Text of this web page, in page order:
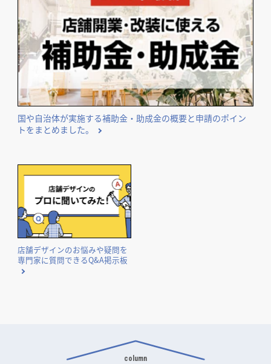
国や自治体が実施する補助金・助成金の概要と申請のポイン
トをまとめました。
店舗デザインのお悩みや疑問を
専門家に質問できるQ&A掲示板
column